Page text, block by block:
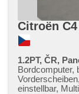
Citroën
1.2PT, ČR,
Bordcomputer,
einstellbar,